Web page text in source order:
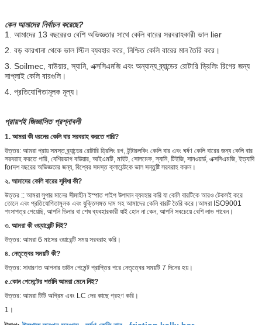
কেন আমাদের নির্বাচন করেছে?
1. আমাদের 13 বছরেরও বেশি অভিজ্ঞতার সাথে কেলি বারের সরবরাহকারী ভাল lier
2. বড় কারখানা থেকে ভাল স্টিল ব্যবহার করে, নিশ্চিত কেলি বারের মান তৈরি করে।
3. Soilmec, বাউয়ার, স্যানি, এক্সসিএমজি এবং অন্যান্য ব্র্যান্ডের রোটারি ড্রিলিং রিগের জন্য
সাপ্লাই কেলি বারগুলি।
4. প্রতিযোগিতামূলক মূল্য।
প্রায়শই জিজ্ঞাসিত প্রশ্নাবলী
1. আমরা কী ধরনের কেলি বার সরবরাহ করতে পারি?
উত্তর: আমরা প্রায় সমস্ত ব্র্যান্ডের রোটারি ড্রিলিং রগ, ইন্টারলকিং কেলি বার এবং ঘর্ষণ কেলি বারের জন্য কেলি বার
সরবরাহ করতে পারি, বেশিরভাগ বাউয়ার, আইএমটি, মাইট, সোলমেক, স্যানি, টিইজি, সানওয়ার্ড, এক্সসিএমজি, ইত্যাদি
forদশ বছরের অভিজ্ঞতার জন্য, বিশ্বের সমস্ত ক্লায়েন্টকে ভাল সন্তুষ্টি সরবরাহ করুন।
২. আমাদের কেলি বারের সুবিধা কী?
উত্তর :: আমরা সুপার মানের সীমাহীন ইস্পাত পাইপ উপাদান ব্যবহার করি যা কেলি বারটিকে আরও টেকসই করে
তোলে এবং প্রতিযোগিতামূলক এবং যুক্তিসঙ্গত দাম সহ আমাদের কেলি বারটি তৈরি করে।আমরা ISO9001
শংসাপত্র পেয়েছি, আপনি ডিলার বা শেষ ব্যবহারকারী যাই হোন না কেন, আপনি সবচেয়ে বেশি লাভ পাবেন।
৩. আমরা কী ওয়্যারেন্টি দিই?
উত্তর: আমরা 6 মাসের ওয়ারেন্টি সময় সরবরাহ করি।
৪. নেতৃত্বের সময়টি কী?
উত্তর: সাধারণত আপনার ডাউন পেমেন্ট প্রাপ্তির পরে নেতৃত্বের সময়টি 7 দিনের হয়।
৫.কোন পেমেন্টের শর্তাদি আমরা মেনে নিই?
উত্তর: আমরা টিটি অগ্রিম এবং LC দের কাছে গ্রহণ করি।
1।